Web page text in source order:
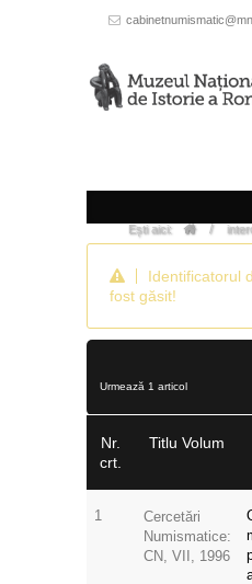
Ești aici: /
Identificatorul
fost găsit!
Urmează 1 articol
Nr.
crt.
Titlu Volum
1
Cercetări
Numismatice:
CN, VII, 1996